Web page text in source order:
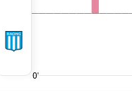
0'